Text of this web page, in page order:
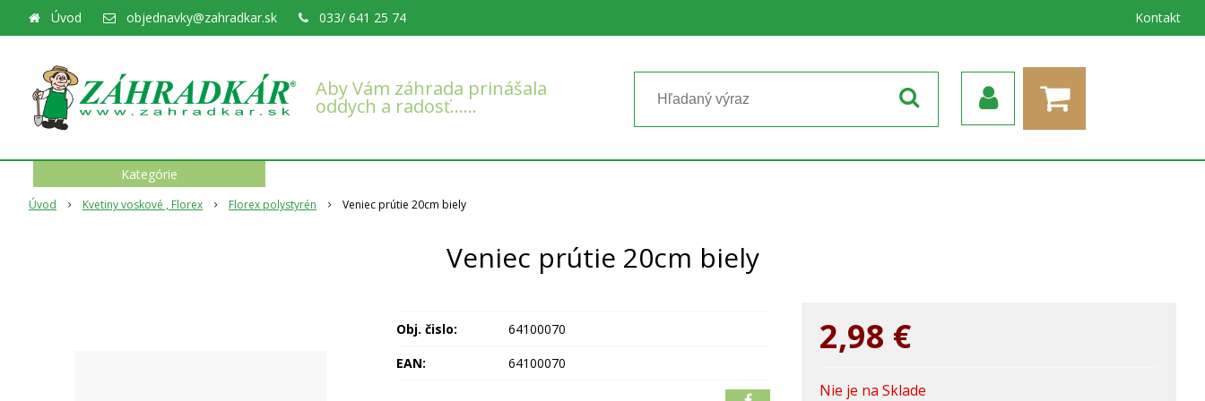
Aby Vám záhrada prinášala
oddych a radosť……
Úvod objednavky@zahradkar.sk 033/ 641 25 74 Kontakt
Úvod Kvetiny voskové , Florex Florex polystyrén Veniec prútie 20cm biely
Veniec prútie 20cm biely
2,98 €
Nie je na Sklade
Obj. čislo:
64100070
EAN:
64100070
Kategórie